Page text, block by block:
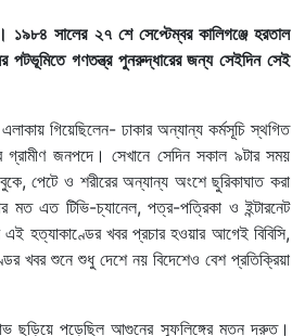
১৯৮৪ সালের ২৭ শে সেপ্টেম্বর কালিগঞ্জে হরতাল
পটভূমিতে গণতন্ত্র পুনরুদ্ধারের জন্য সেইদিন সেই
গিয়েছিলেন- ঢাকার অন্যান্য কর্মসূচি স্থগিত
গ্রামীণ জনপদে। সেখানে সেদিন সকাল ৯টার সময়
বুকে, পেটে ও শরীরের অন্যান্য অংশে ছুরিকাঘাত করা
মত এত টিভি-চ্যানেল, পত্র-পত্রিকা ও ইন্টারনেট
হত্যাকাণ্ডের খবর প্রচার হওয়ার আগেই বিবিসি,
খবর শুনে শুধু দেশে নয় বিদেশেও বেশ প্রতিক্রিয়া
ছড়িয়ে পড়েছিল আগুনের স্ফূলিঙ্গের মতন দ্রুত।